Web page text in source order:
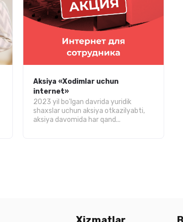
Aksiya «Xodimlar uchun
internet»
2023 yil bo'lgan davrida yuridik
shaxslar uchun aksiya otkazilyabti,
aksiya davomida har qand...